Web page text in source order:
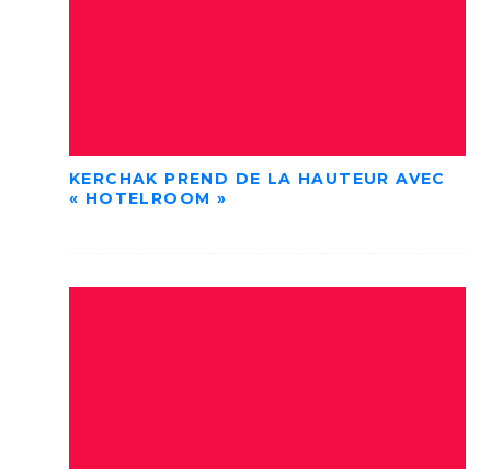
KERCHAK PREND DE LA HAUTEUR AVEC
« HOTELROOM »